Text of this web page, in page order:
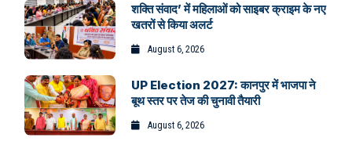
शक्ति संवाद’ में महिलाओं को साइबर क्राइम के नए
खतरों से किया अलर्ट
August 6, 2026
UP Election 2027: कानपुर में भाजपा ने
बूथ स्तर पर तेज की चुनावी तैयारी
August 6, 2026